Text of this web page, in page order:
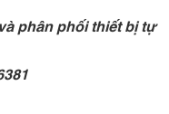
phân phối thiết bị tự